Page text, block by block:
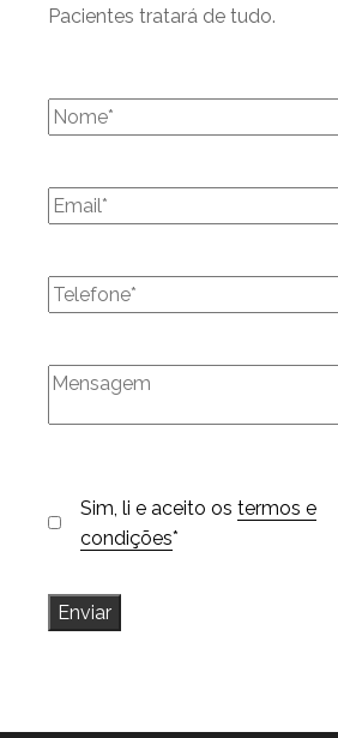
Pacientes tratará de tudo.
Sim, li e aceito ostermos e
condições*